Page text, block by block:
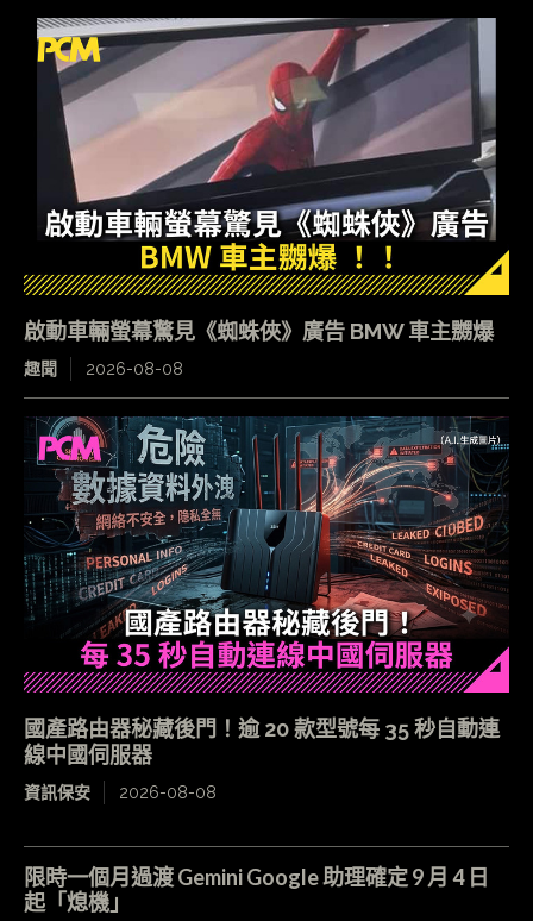
啟動車輛螢幕驚見《蜘蛛俠》廣告 BMW 車主嬲爆
趣聞 2026-08-08
國產路由器秘藏後門！逾 20 款型號每 35 秒自動連
線中國伺服器
資訊保安 2026-08-08
限時一個月過渡 Gemini Google 助理確定 9 月 4 日
起「熄機」